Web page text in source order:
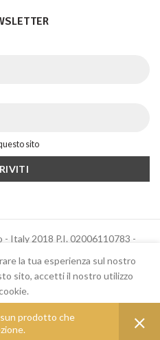
prodotto che
sito
- Italy 2018 P.I. 02006110783 -
la tua esperienza sul nostro
sito, accetti il ​​nostro utilizzo